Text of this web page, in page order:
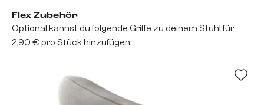
Flex Zubehör
Optional kannst du folgende Griffe zu deinem Stuhl für
2,90 € pro Stück hinzufügen: